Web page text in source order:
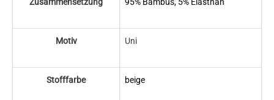
Motiv Uni
Stofffarbe beige